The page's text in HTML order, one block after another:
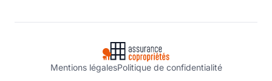
Mentions légalesPolitique de confidentialité